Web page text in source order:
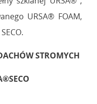
URSA® FOAM,
STROMYCH